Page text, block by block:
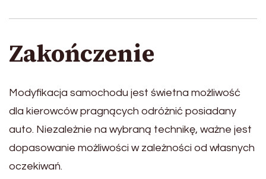
Zakończenie
Modyfikacja samochodu jest świetna możliwość
dla kierowców pragnących odróżnić posiadany
auto. Niezależnie na wybraną technikę, ważne jest
dopasowanie możliwości w zależności od własnych
oczekiwań.